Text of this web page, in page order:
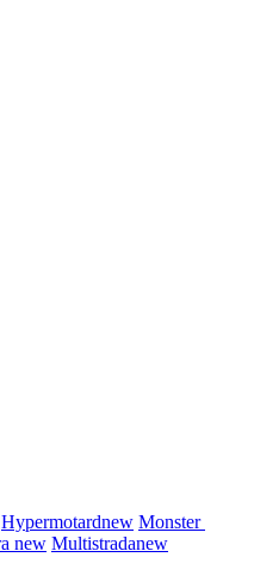
Hypermotardnew Monster
new Multistradanew